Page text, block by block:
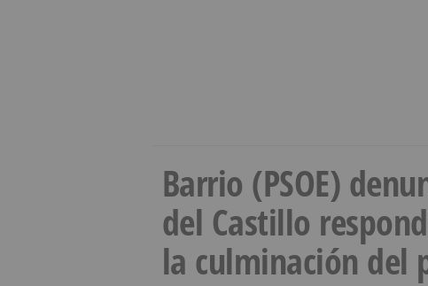
Barrio (PSOE)
del Castillo
la culminación del